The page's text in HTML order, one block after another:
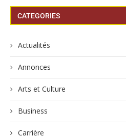
CATEGORIES
Actualités
Annonces
Arts et Culture
Business
Carrière